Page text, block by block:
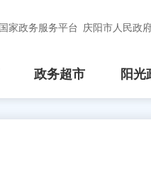
国家政务服务平台 庆阳市人民政
政务超市 阳光